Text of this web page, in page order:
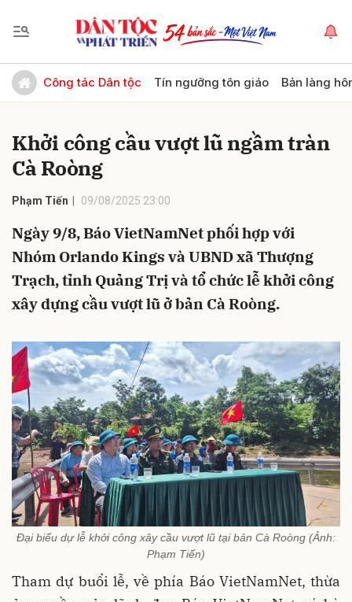
Công tác Dân tộc Tín ngưỡng tôn giáo Bản làng
Khởi công cầu vượt lũ ngầm tràn
Cà Roòng
Phạm Tiến 09/08/2025 23:00
Ngày 9/8, Báo VietNamNet phối hợp với
Nhóm Orlando Kings và UBND xã Thượng
Trạch, tỉnh Quảng Trị và tổ chức lễ khởi công
xây dựng cầu vượt lũ ở bản Cà Roòng.
Đại biểu dự lễ khởi công xây cầu vượt lũ tại bản Cà Roòng (Ảnh:
Phạm Tiến)
Tham dự buổi lễ, về phía Báo VietNamNet, thừa
Gửi bình luận
Hủy